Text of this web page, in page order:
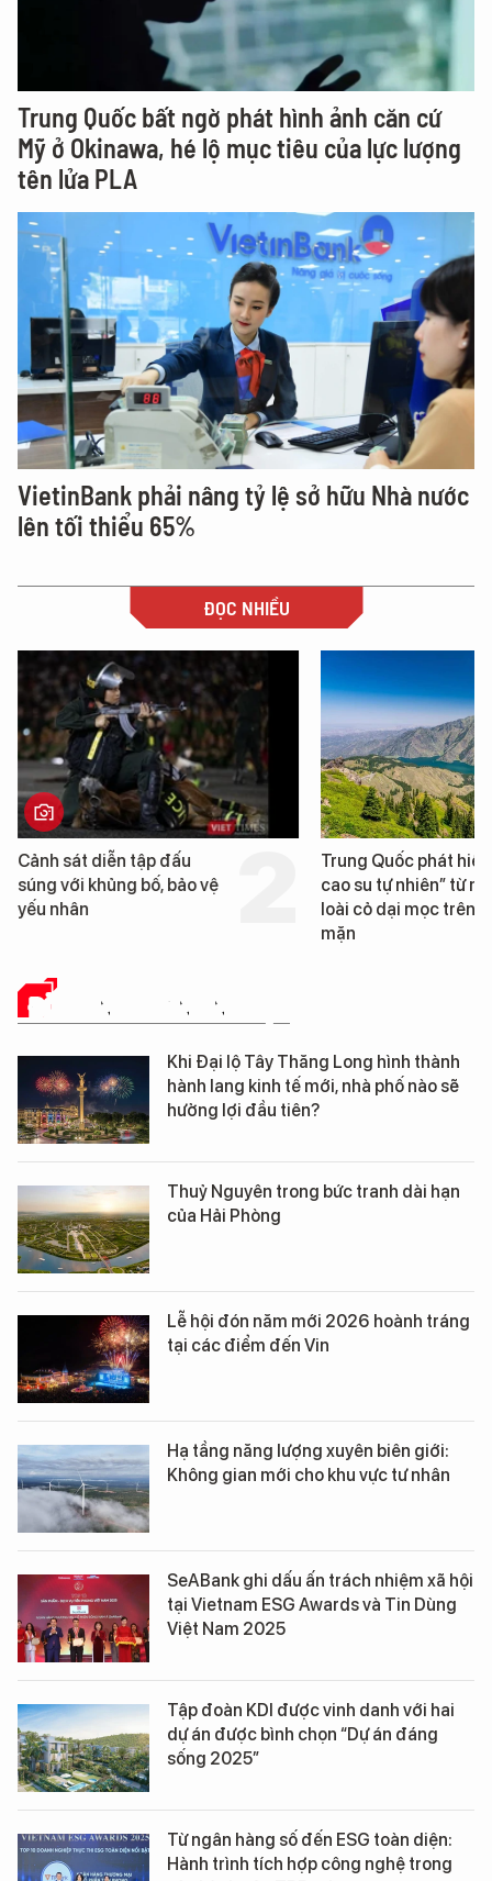
Trung Quốc bất ngờ phát hình ảnh căn cứ
Mỹ ở Okinawa, hé lộ mục tiêu của lực lượng
tên lửa PLA
VietinBank phải nâng tỷ lệ sở hữu Nhà nước
lên tối thiểu 65%
ĐỌC NHIỀU
Trung Quốc phát hiện “mỏ
cao su tự nhiên” từ một
loài cỏ dại mọc trên đất
Loạt dự án bất động
Đà Nẵng sắp bị kiểm
ĐỜI SỐNG DOANH NGHIỆP
Khi Đại lộ Tây Thăng Long hình thành
hành lang kinh tế mới, nhà phố nào sẽ
hưởng lợi đầu tiên?
Thuỷ Nguyên trong bức tranh dài hạn
của Hải Phòng
Lễ hội đón năm mới 2026 hoành tráng
tại các điểm đến Vin
Hạ tầng năng lượng xuyên biên giới:
Không gian mới cho khu vực tư nhân
SeABank ghi dấu ấn trách nhiệm xã hội
tại Vietnam ESG Awards và Tin Dùng
Việt Nam 2025
Tập đoàn KDI được vinh danh với hai
dự án được bình chọn “Dự án đáng
sống 2025”
Từ ngân hàng số đến ESG toàn diện:
Hành trình tích hợp công nghệ trong